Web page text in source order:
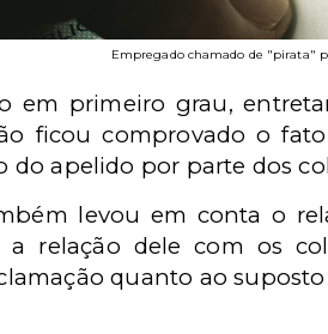
Empregado chamado de "pirata"
em primeiro grau,
ficou comprovado o
do apelido por parte dos
levou em conta o
relação dele com os
quanto ao